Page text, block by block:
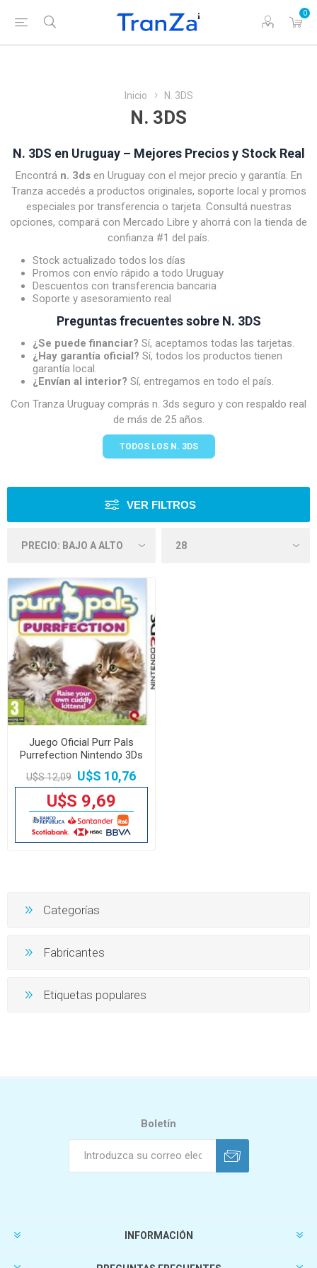
0
Inicio N. 3DS
N. 3DS
N. 3DS en Uruguay – Mejores Precios y Stock Real
Encontrá n. 3dsen Uruguay con el mejor precio y garantía. En
Tranza accedés a productos originales, soporte local y promos
especiales por transferencia o tarjeta. Consultá nuestras
opciones, compará con Mercado Libre y ahorrá con la tienda de
confianza #1 del país.
Stock actualizado todos los días
Promos con envío rápido a todo Uruguay
Descuentos con transferencia bancaria
Soporte y asesoramiento real
Preguntas frecuentes sobre N. 3DS
¿Se puede financiar? Sí, aceptamos todas las tarjetas.
¿Hay garantía oficial? Sí, todos los productos tienen
garantía local.
¿Envían al interior? Sí, entregamos en todo el país.
Con Tranza Uruguay comprás n. 3ds seguro y con respaldo real
de más de 25 años.
TODOS LOS N. 3DS
VER FILTROS
Juego Oficial Purr Pals
Purrefection Nintendo 3Ds
U$S 12,09 U$S 10,76
U$S 9,69
Categorías
Fabricantes
Etiquetas populares
Boletín
INFORMACIÓN